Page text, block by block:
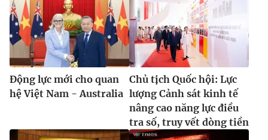
Động lực mới cho quan
hệ Việt Nam - Australia
Chủ tịch Quốc hội: Lực
lượng Cảnh sát kinh tế
nâng cao năng lực điều
tra số, truy vết dòng tiền